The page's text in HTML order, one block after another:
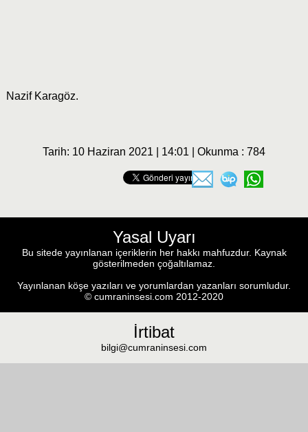
Nazif Karagöz.
Tarih: 10 Haziran 2021 | 14:01 | Okunma : 784
Yasal Uyarı
Bu sitede yayınlanan içeriklerin her hakkı mahfuzdur. Kaynak
gösterilmeden çoğaltılamaz.
Yayınlanan köşe yazıları ve yorumlardan yazanları sorumludur.
© cumraninsesi.com 2012-2020
İrtibat
bilgi@cumraninsesi.com